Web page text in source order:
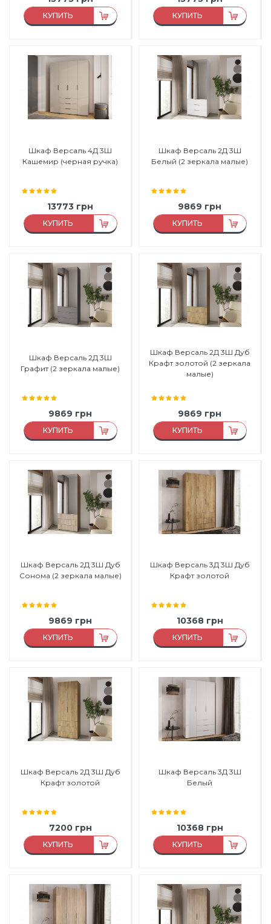
КУПИТЬ
ЛДСП
Производитель:
Феникс
Мебель
КУПИТЬ
Материал каркаса:
ЛДСП
Материал фасада:
Производитель:
Феникс
Мебель
Шкаф Версаль 4Д 3Ш
Кашемир (черная ручка)
13773 грн
КУПИТЬ
Материал каркаса:
ЛДСП
Материал фасада:
Производитель:
Феникс
Мебель
Шкаф Версаль 2Д 3Ш
Белый (2 зеркала малые)
9869 грн
КУПИТЬ
Материал каркаса:
ЛДСП
Материал фасада:
Производитель:
Феникс
Мебель
Шкаф Версаль 2Д 3Ш
Графит (2 зеркала малые)
9869 грн
КУПИТЬ
Материал каркаса:
ЛДСП
Материал фасада:
Производитель:
Феникс
Мебель
Шкаф Версаль 2Д 3Ш Дуб
Крафт золотой (2 зеркала
малые)
9869 грн
КУПИТЬ
Материал каркаса: ЛДСП
Материал фасада:
Производитель:
Мебель
Шкаф Версаль 2Д 3Ш Дуб
Сонома (2 зеркала малые)
9869 грн
КУПИТЬ
Материал каркаса:
ЛДСП
Материал фасада:
Производитель:
Феникс
Мебель
Шкаф Версаль 3Д 3Ш Дуб
Крафт золотой
10368 грн
КУПИТЬ
Матеріал: ЛДСП
Матеріал каркасу:
Шкаф Версаль 2Д 3Ш Дуб
Крафт золотой
7200 грн
КУПИТЬ
Материал каркаса: ЛДСП
Материал фасада:
ЛДСП
Мебель
Шкаф Версаль 3Д 3Ш
Белый
10368 грн
КУПИТЬ
Матеріал:
ЛДСП
Матеріал каркасу:
Матеріал фасаду:
ЛДСП